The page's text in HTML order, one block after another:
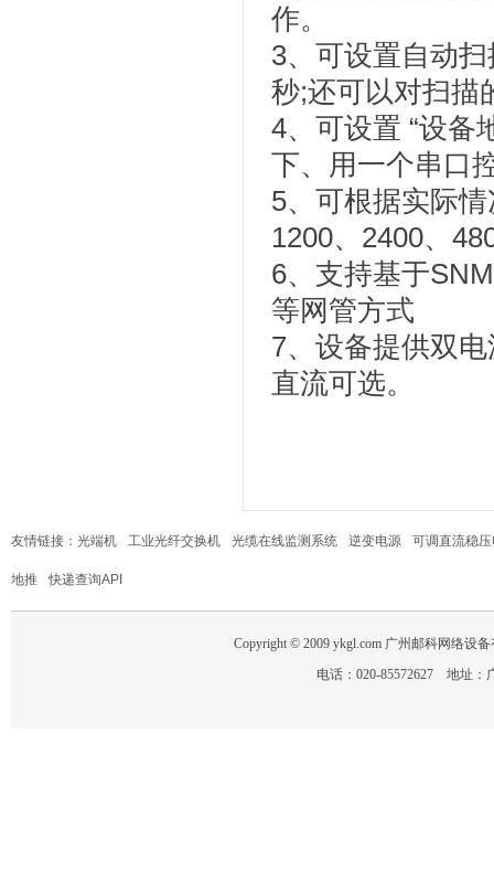
作。
3、可设置自动
秒;还可以对扫描
4、可设置 “设备
下、用一个串口
5、可根据实际
1200、2400、
6、支持基于
等网管方式
7、设备提供双
直流可选。
友情链接： 光端机 工业光纤交换机 光缆在线监测系统 逆变电源 可调直流稳
地推 快递查询API
Copyright © 2009 ykgl.com 广州邮科网络设
电话：020-85572627 地址